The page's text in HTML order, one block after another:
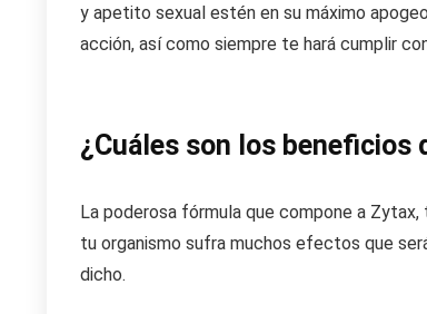
y apetito sexual estén en su máximo
acción, así como siempre te hará cumplir
¿Cuáles son los beneficios
La poderosa fórmula que compone a
tu organismo sufra muchos efectos que
dicho.